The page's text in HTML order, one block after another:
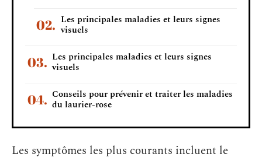
Les principales maladies et leurs signes
visuels
Les principales maladies et leurs signes
visuels
Conseils pour prévenir et traiter les maladies
du laurier-rose
Les symptômes les plus courants incluent le